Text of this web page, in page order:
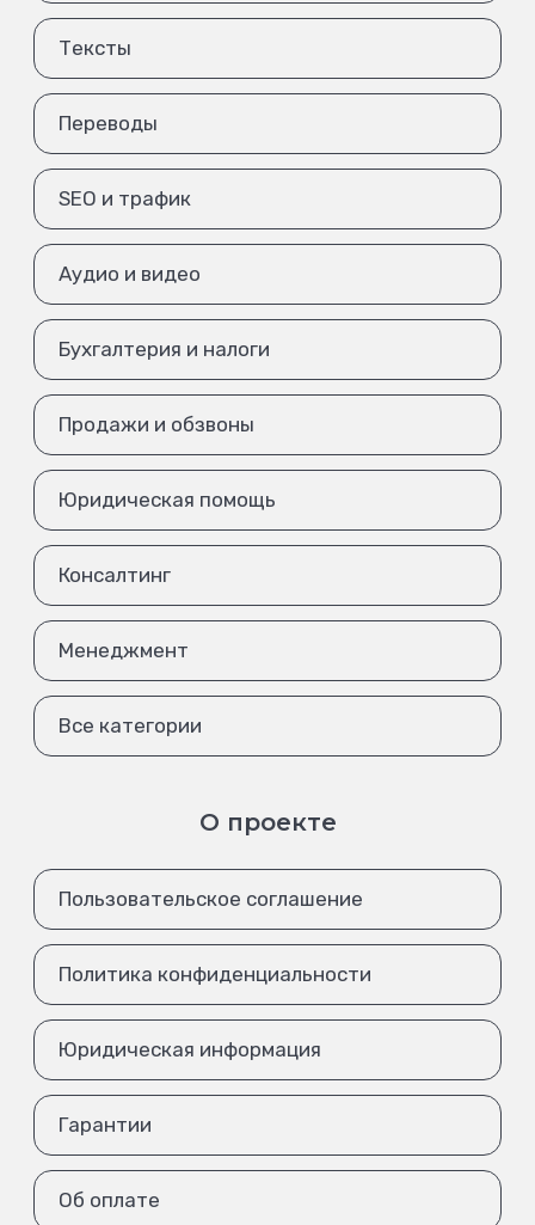
Тексты
Переводы
SEO и трафик
Аудио и видео
Бухгалтерия и налоги
Продажи и обзвоны
Юридическая помощь
Консалтинг
Менеджмент
Все категории
О проекте
Пользовательское соглашение
Политика конфиденциальности
Юридическая информация
Гарантии
Об оплате